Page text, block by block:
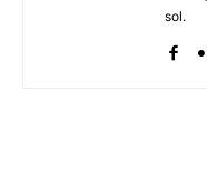
sol.